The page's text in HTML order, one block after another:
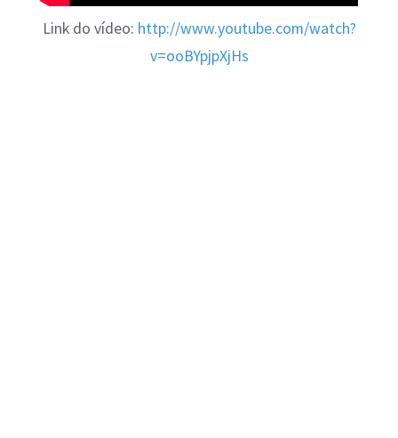
Link do vídeo: http://www.youtube.com/watch?
v=ooBYpjpXjHs